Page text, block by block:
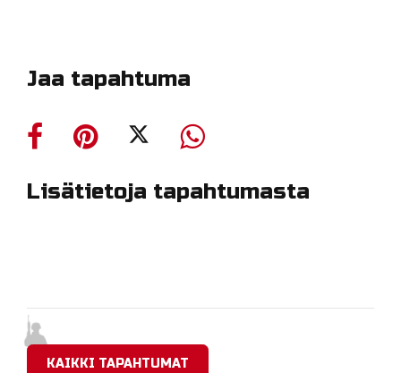
Jaa tapahtuma
Lisätietoja tapahtumasta
KAIKKI TAPAHTUMAT